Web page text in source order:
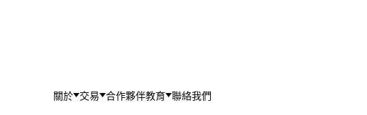
關於 交易 合作夥伴教育 聯絡我們